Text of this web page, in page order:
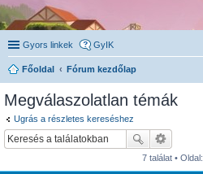
Gyors linkek GyIK
Főoldal
Fórum kezdőlap
Megválaszolatlan témák
Ugrás a részletes kereséshez
7 találat • Oldal: